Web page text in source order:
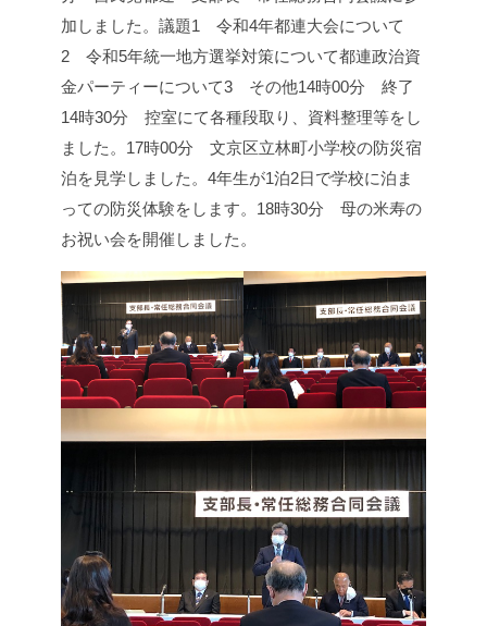
加しました。 議題1 令和4年都連大会について
2 令和5年統一地方選挙対策について都連政治資
金パーティーについて3 その他14時00分 終了
14時30分 控室にて各種段取り、資料整理等をし
ました。 17時00分 文京区立林町小学校の防災宿
泊を見学しました。 4年生が1泊2日で学校に泊ま
っての防災体験をします。 18時30分 母の米寿の
お祝い会を開催しました。